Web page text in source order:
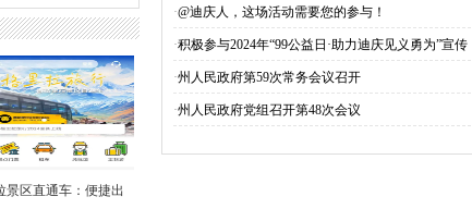
景区直通车：便捷出
·@迪庆人，这场活动需要您的参与！
·积极参与2024年“99公益日·助力迪庆见义勇为”宣传
募捐活动倡议书
·州人民政府第59次常务会议召开
·州人民政府党组召开第48次会议